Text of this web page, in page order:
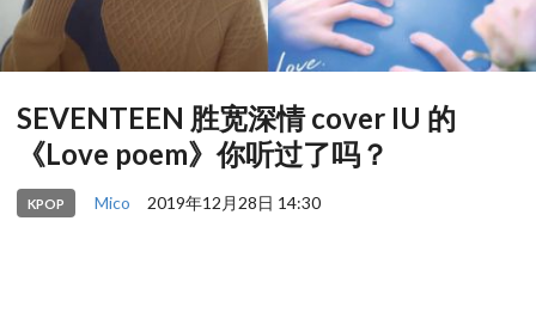
SEVENTEEN 胜宽深情 cover IU 的
《Love poem》你听过了吗？
KPOP Mico 2019年12月28日 14:30